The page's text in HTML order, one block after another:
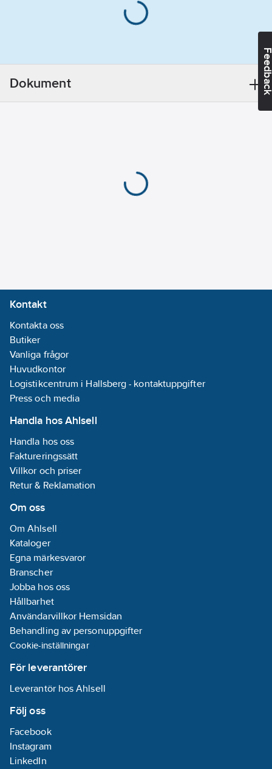
REACH
REACH
Dokument
Kontakt
Kontakta oss
Butiker
Vanliga frågor
Huvudkontor
Logistikcentrum i Hallsberg - kontaktuppgifter
Press och media
Handla hos Ahlsell
Handla hos oss
Faktureringssätt
Villkor och priser
Retur & Reklamation
Om oss
Om Ahlsell
Kataloger
Egna märkesvaror
Branscher
Jobba hos oss
Hållbarhet
Användarvillkor Hemsidan
Behandling av personuppgifter
Cookie-inställningar
För leverantörer
Leverantör hos Ahlsell
Följ oss
Facebook
Instagram
LinkedIn